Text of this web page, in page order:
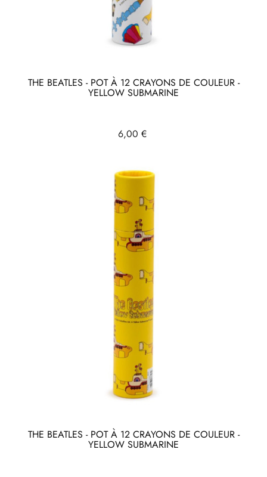
THE BEATLES - POT À 12 CRAYONS DE COULEUR -
YELLOW SUBMARINE
Prix
6,00 €
THE BEATLES - POT À 12 CRAYONS DE COULEUR -
YELLOW SUBMARINE